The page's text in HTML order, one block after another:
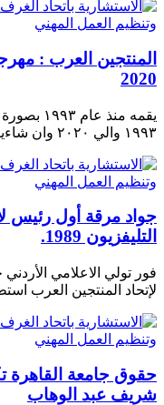
2020
يقمه منذ
١٩٩٣ والي ٢٠٢٠ وان شاءيظل علي الساعة العربية الي ماشاء
جواد مرقة أول رئيس
التليفزيون 1989.
فور تولي الاعلامي الأردني
لإتحاد المنتجين العرب
حقوق جامعة القاهرة
شريف عبد الوهاب